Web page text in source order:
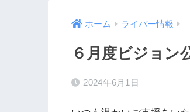
ホーム ライバー情報
６月度ビジョン
2024年6月1日